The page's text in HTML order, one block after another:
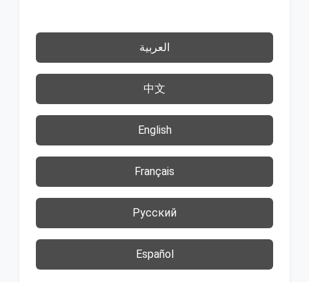
العربية
中文
English
Français
Русский
Español